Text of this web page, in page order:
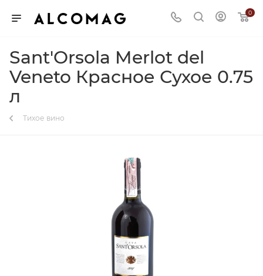
0
Sant'Orsola Merlot del
Veneto Красное Сухое 0.75
л
Тихое вино